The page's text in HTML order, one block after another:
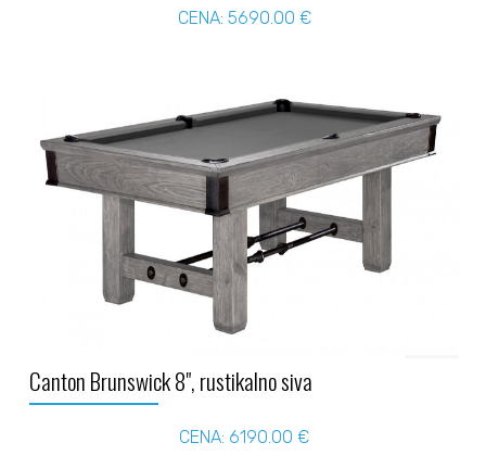
CENA: 5690.00 €
Canton Brunswick 8", rustikalno siva
CENA: 6190.00 €